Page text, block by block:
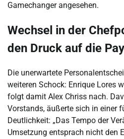
Gamechanger angesehen.
Wechsel in der
den Druck auf die
Die unerwartete
weiteren Schock: Enrique Lores
folgt damit Alex Chriss nach.
Vorstands, äußerte sich in einer
Deutlichkeit: „Das Tempo der
Umsetzung entsprach nicht den